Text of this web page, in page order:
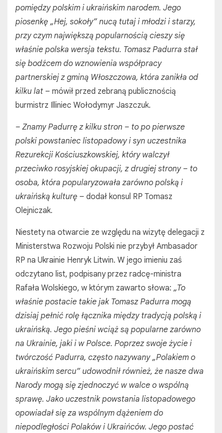
pomiędzy polskim i ukraińskim narodem. Jego
piosenkę „Hej, sokoły” nucą tutaj i młodzi i starzy,
przy czym największą popularnością cieszy się
właśnie polska wersja tekstu. Tomasz Padurra stał
się bodźcem do wznowienia współpracy
partnerskiej z gminą Włoszczowa, która zanikła od
kilku lat – mówił przed zebraną publicznością
burmistrz Illiniec Wołodymyr Jaszczuk.
– Znamy Padurrę z kilku stron – to po pierwsze
polski powstaniec listopadowy i syn uczestnika
Rezurekcji Kościuszkowskiej, który walczył
przeciwko rosyjskiej okupacji, z drugiej strony – to
osoba, która popularyzowała zarówno polską i
ukraińską kulturę – dodał konsul RP Tomasz
Olejniczak.
Niestety na otwarcie ze względu na wizytę delegacji z
Ministerstwa Rozwoju Polski nie przybył Ambasador
RP na Ukrainie Henryk Litwin. W jego imieniu zaś
odczytano list, podpisany przez radcę-ministra
Rafała Wolskiego, w którym zawarto słowa: „To
właśnie postacie takie jak Tomasz Padurra mogą
dzisiaj pełnić rolę łącznika między tradycją polską i
ukraińską. Jego pieśni wciąż są popularne zarówno
na Ukrainie, jaki i w Polsce. Poprzez swoje życie i
twórczość Padurra, często nazywany „Polakiem o
ukraińskim sercu” udowodnił również, że nasze dwa
Narody mogą się zjednoczyć w walce o wspólną
sprawę. Jako uczestnik powstania listopadowego
opowiadał się za wspólnym dążeniem do
niepodległości Polaków i Ukraińców. Jego postać